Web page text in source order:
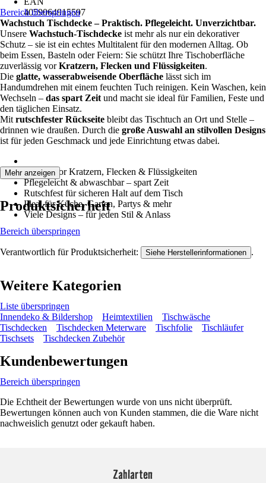
4059064915597
Bereich überspringen
Wachstuch Tischdecke – Praktisch. Pflegeleicht. Unverzichtbar.
Unsere Wachstuch-Tischdecke ist mehr als nur ein dekorativer
Schutz – sie ist ein echtes Multitalent für den modernen Alltag. Ob
beim Essen, Basteln oder Feiern: Sie schützt Ihre Tischoberfläche
zuverlässig vorKratzern, Flecken und Flüssigkeiten.
Die glatte, wasserabweisende Oberfläche lässt sich im
Handumdrehen mit einem feuchten Tuch reinigen. Kein Waschen, kein
Wechseln – das spart Zeit und macht sie ideal für Familien, Feste und
den täglichen Einsatz.
Mit rutschfester Rückseite bleibt das Tischtuch an Ort und Stelle –
drinnen wie draußen. Durch die große Auswahl an stilvollen Designs
ist für jeden Geschmack und jede Einrichtung etwas dabei.
Schützt vor Kratzern, Flecken & Flüssigkeiten
Pflegeleicht & abwaschbar – spart Zeit
Rutschfest für sicheren Halt auf dem Tisch
Ideal für Küche, Garten, Partys & mehr
Viele Designs – für jeden Stil & Anlass
Mehr anzeigen
Produktsicherheit
Bereich überspringen
Verantwortlich für Produktsicherheit: Siehe Herstellerinformationen .
Weitere Kategorien
Liste überspringen
Innendeko & Bildershop
Heimtextilien
Tischwäsche
Tischdecken
Tischdecken Meterware Tischfolie
Tischläufer
Tischsets
Tischdecken Zubehör
Kundenbewertungen
Bereich überspringen
Die Echtheit der Bewertungen wurde von uns nicht überprüft.
Bewertungen können auch von Kunden stammen, die die Ware nicht
nachweislich genutzt oder gekauft haben.
Zahlarten